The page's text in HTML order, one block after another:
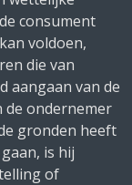
consument
voldoen,
die van
aangaan van de
de ondernemer
gronden heeft
is hij
of